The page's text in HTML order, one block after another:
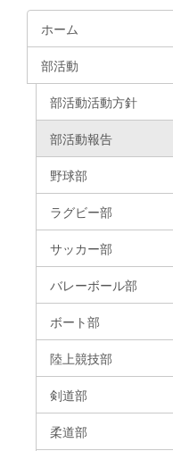
ホーム
部活動
部活動活動方針
部活動報告
野球部
ラグビー部
サッカー部
バレーボール部
ボート部
陸上競技部
剣道部
柔道部